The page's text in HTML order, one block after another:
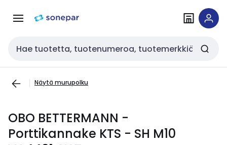
navigointiinsisältöön
Haku
Näytä murupolku
OBO BETTERMANN -
Porttikannake KTS - SH M10